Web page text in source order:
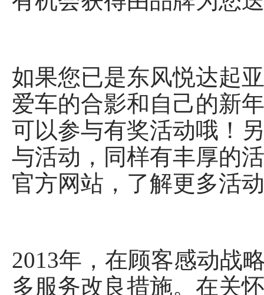
如果您已是东风悦达起
爱车的合影和自己的新
可以参与有奖活动哦！
与活动，同样有丰厚的
官方网站，了解更多活
2013年，在顾客感动战
多服务改良措施。在关